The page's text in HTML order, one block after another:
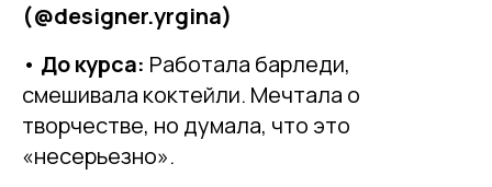
(@designer.yrgina)
• До курса: Работала барледи,
смешивала коктейли. Мечтала о
творчестве, но думала, что это
«несерьезно».